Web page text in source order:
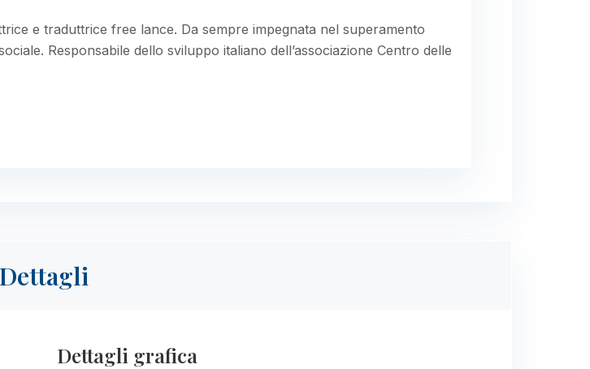
e traduttrice free lance. Da sempre impegnata nel superamento
Responsabile dello sviluppo italiano dell’associazione Centro delle
Dettagli
Dettagli grafica